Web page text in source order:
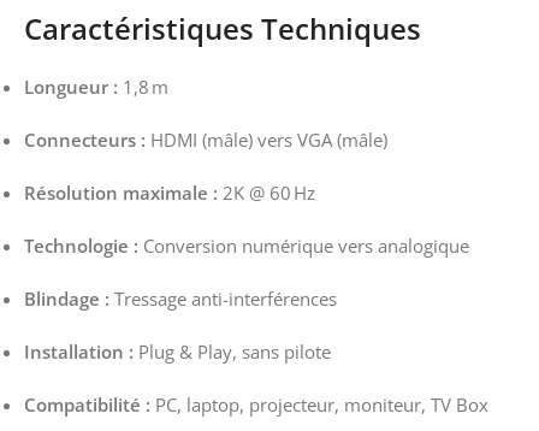
Caractéristiques Techniques
Longueur : 1,8 m
Connecteurs : HDMI (mâle) vers VGA (mâle)
Résolution maximale : 2K @ 60 Hz
Technologie : Conversion numérique vers analogique
Blindage : Tressage anti-interférences
Installation : Plug & Play, sans pilote
Compatibilité : PC, laptop, projecteur, moniteur, TV Box